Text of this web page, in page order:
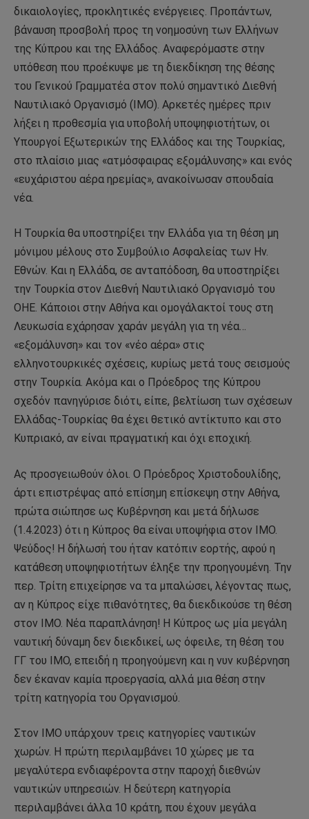
δικαιολογίες, προκλητικές ενέργειες. Προπάντων,
βάναυση προσβολή προς τη νοημοσύνη των Ελλήνων
της Κύπρου και της Ελλάδος. Αναφερόμαστε στην
υπόθεση που προέκυψε με τη διεκδίκηση της θέσης
του Γενικού Γραμματέα στον πολύ σημαντικό Διεθνή
Ναυτιλιακό Οργανισμό (ΙΜΟ). Αρκετές ημέρες πριν
λήξει η προθεσμία για υποβολή υποψηφιοτήτων, οι
Υπουργοί Εξωτερικών της Ελλάδος και της Τουρκίας,
στο πλαίσιο μιας «ατμόσφαιρας εξομάλυνσης» και ενός
«ευχάριστου αέρα ηρεμίας», ανακοίνωσαν σπουδαία
νέα.
Η Τουρκία θα υποστηρίξει την Ελλάδα για τη θέση μη
μόνιμου μέλους στο Συμβούλιο Ασφαλείας των Ην.
Εθνών. Και η Ελλάδα, σε ανταπόδοση, θα υποστηρίξει
την Τουρκία στον Διεθνή Ναυτιλιακό Οργανισμό του
ΟΗΕ. Κάποιοι στην Αθήνα και ομογάλακτοί τους στη
Λευκωσία εχάρησαν χαράν μεγάλη για τη νέα…
«εξομάλυνση» και τον «νέο αέρα» στις
ελληνοτουρκικές σχέσεις, κυρίως μετά τους σεισμούς
στην Τουρκία. Ακόμα και ο Πρόεδρος της Κύπρου
σχεδόν πανηγύρισε διότι, είπε, βελτίωση των σχέσεων
Ελλάδας-Τουρκίας θα έχει θετικό αντίκτυπο και στο
Κυπριακό, αν είναι πραγματική και όχι εποχική.
Ας προσγειωθούν όλοι. Ο Πρόεδρος Χριστοδουλίδης,
άρτι επιστρέψας από επίσημη επίσκεψη στην Αθήνα,
πρώτα σιώπησε ως Κυβέρνηση και μετά δήλωσε
(1.4.2023) ότι η Κύπρος θα είναι υποψήφια στον ΙΜΟ.
Ψεύδος! Η δήλωσή του ήταν κατόπιν εορτής, αφού η
κατάθεση υποψηφιοτήτων έληξε την προηγουμένη. Την
περ. Τρίτη επιχείρησε να τα μπαλώσει, λέγοντας πως,
αν η Κύπρος είχε πιθανότητες, θα διεκδικούσε τη θέση
στον ΙΜΟ. Νέα παραπλάνηση! Η Κύπρος ως μία μεγάλη
ναυτική δύναμη δεν διεκδικεί, ως όφειλε, τη θέση του
ΓΓ του ΙΜΟ, επειδή η προηγούμενη και η νυν κυβέρνηση
δεν έκαναν καμία προεργασία, αλλά μια θέση στην
τρίτη κατηγορία του Οργανισμού.
Στον ΙΜΟ υπάρχουν τρεις κατηγορίες ναυτικών
χωρών. Η πρώτη περιλαμβάνει 10 χώρες με τα
μεγαλύτερα ενδιαφέροντα στην παροχή διεθνών
ναυτικών υπηρεσιών. Η δεύτερη κατηγορία
περιλαμβάνει άλλα 10 κράτη, που έχουν μεγάλα